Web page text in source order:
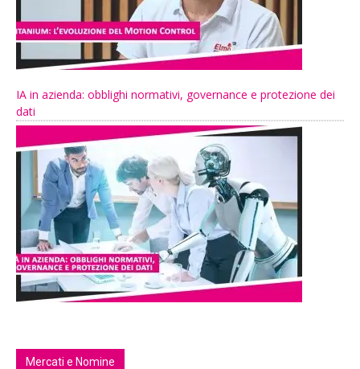
IA in azienda: obblighi normativi, governance e protezione dei
dati
Mercati e Nomine